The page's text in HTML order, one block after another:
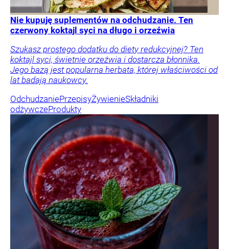
Nie kupuję suplementów na odchudzanie. Ten
czerwony koktajl syci na długo i orzeźwia
Szukasz prostego dodatku do diety redukcyjnej? Ten
koktajl syci, świetnie orzeźwia i dostarcza błonnika.
Jego bazą jest popularna herbata, której właściwości od
lat badają naukowcy.
OdchudzaniePrzepisyŻywienieSkładniki
odżywczeProdukty